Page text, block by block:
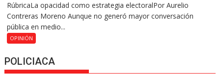
RúbricaLa opacidad como estrategia electoralPor Aurelio
Contreras Moreno Aunque no generó mayor conversación
pública en medio...
OPINIÓN
POLICIACA